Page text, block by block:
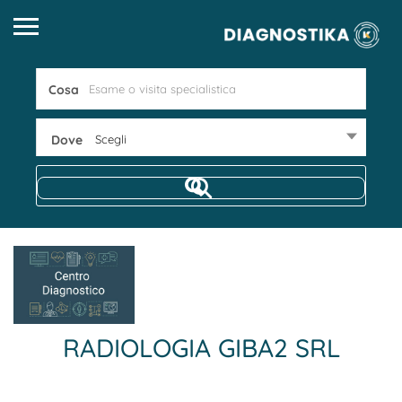
Cosa
Dove Scegli
RADIOLOGIA GIBA2 SRL